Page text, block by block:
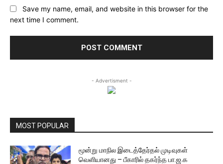
Save my name, email, and website in this browser for the
next time I comment.
- Advertisment -
MOST POPULAR
மூன்று மாநில இடைத்தேர்தல் முடிவுகள்
வெளியானது – பீகாரில் தகர்ந்த பா.ஜ.க